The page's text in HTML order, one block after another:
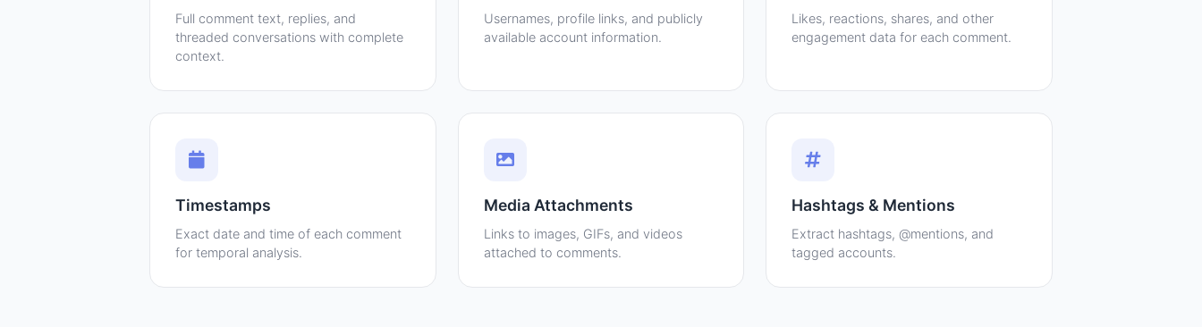
Full comment text, replies, and
threaded conversations with complete
context.
Usernames, profile links, and publicly
available account information.
Likes, reactions, shares, and other
engagement data for each comment.
Timestamps
Exact date and time of each comment
for temporal analysis.
Media Attachments
Links to images, GIFs, and videos
attached to comments.
Hashtags & Mentions
Extract hashtags, @mentions, and
tagged accounts.